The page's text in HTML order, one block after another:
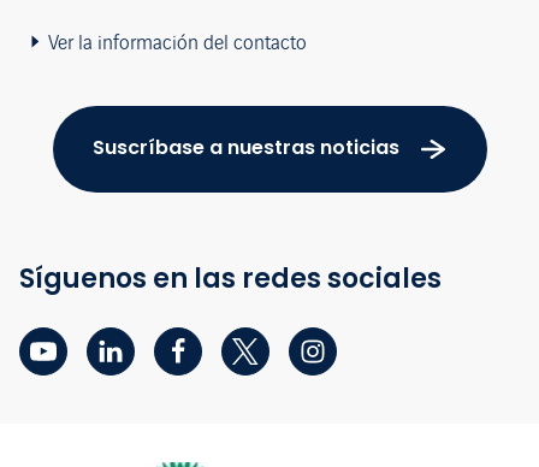
Ver la información del contacto
Suscríbase a nuestras noticias
Síguenos en las redes sociales